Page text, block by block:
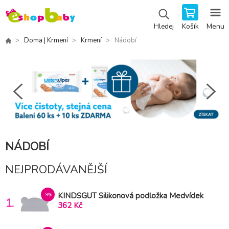
Hledej Košík Menu
Doma | Krmení Krmení Nádobí
NÁDOBÍ
NEJPRODÁVANĚJŠÍ
1.
-9%
KINDSGUT Silikonová podložka Medvídek
tmavě šedá
362 Kč